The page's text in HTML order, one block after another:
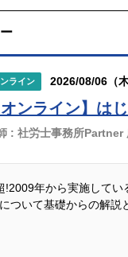
ライン 2026/08/06（
オンライン】は
: 社労士事務所Partner
!2009年から実施して
ついて基礎からの解説